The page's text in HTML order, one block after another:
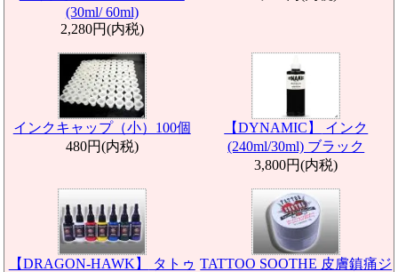
(30ml/ 60ml)
2,280円(内税)
インクキャップ（小）100個
480円(内税)
【DYNAMIC】
インク
(240ml/30ml) ブラック
3,800円(内税)
【DRAGON-HAWK】
タトゥ TATTOO SOOTHE 皮膚鎮痛ジ